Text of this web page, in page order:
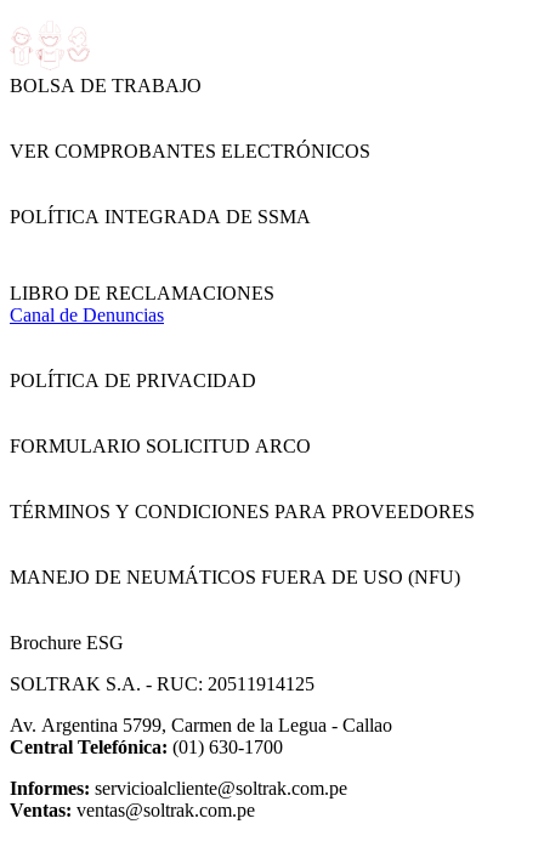
BOLSA DE TRABAJO
VER COMPROBANTES ELECTRÓNICOS
POLÍTICA INTEGRADA DE SSMA
LIBRO DE RECLAMACIONES
Canal de Denuncias
POLÍTICA DE PRIVACIDAD
FORMULARIO SOLICITUD ARCO
TÉRMINOS Y CONDICIONES PARA PROVEEDORES
MANEJO DE NEUMÁTICOS FUERA DE USO (NFU)
Brochure ESG
SOLTRAK S.A. - RUC: 20511914125
Av. Argentina 5799, Carmen de la Legua - Callao
Central Telefónica: (01) 630-1700
Informes: servicioalcliente@soltrak.com.pe
Ventas: ventas@soltrak.com.pe